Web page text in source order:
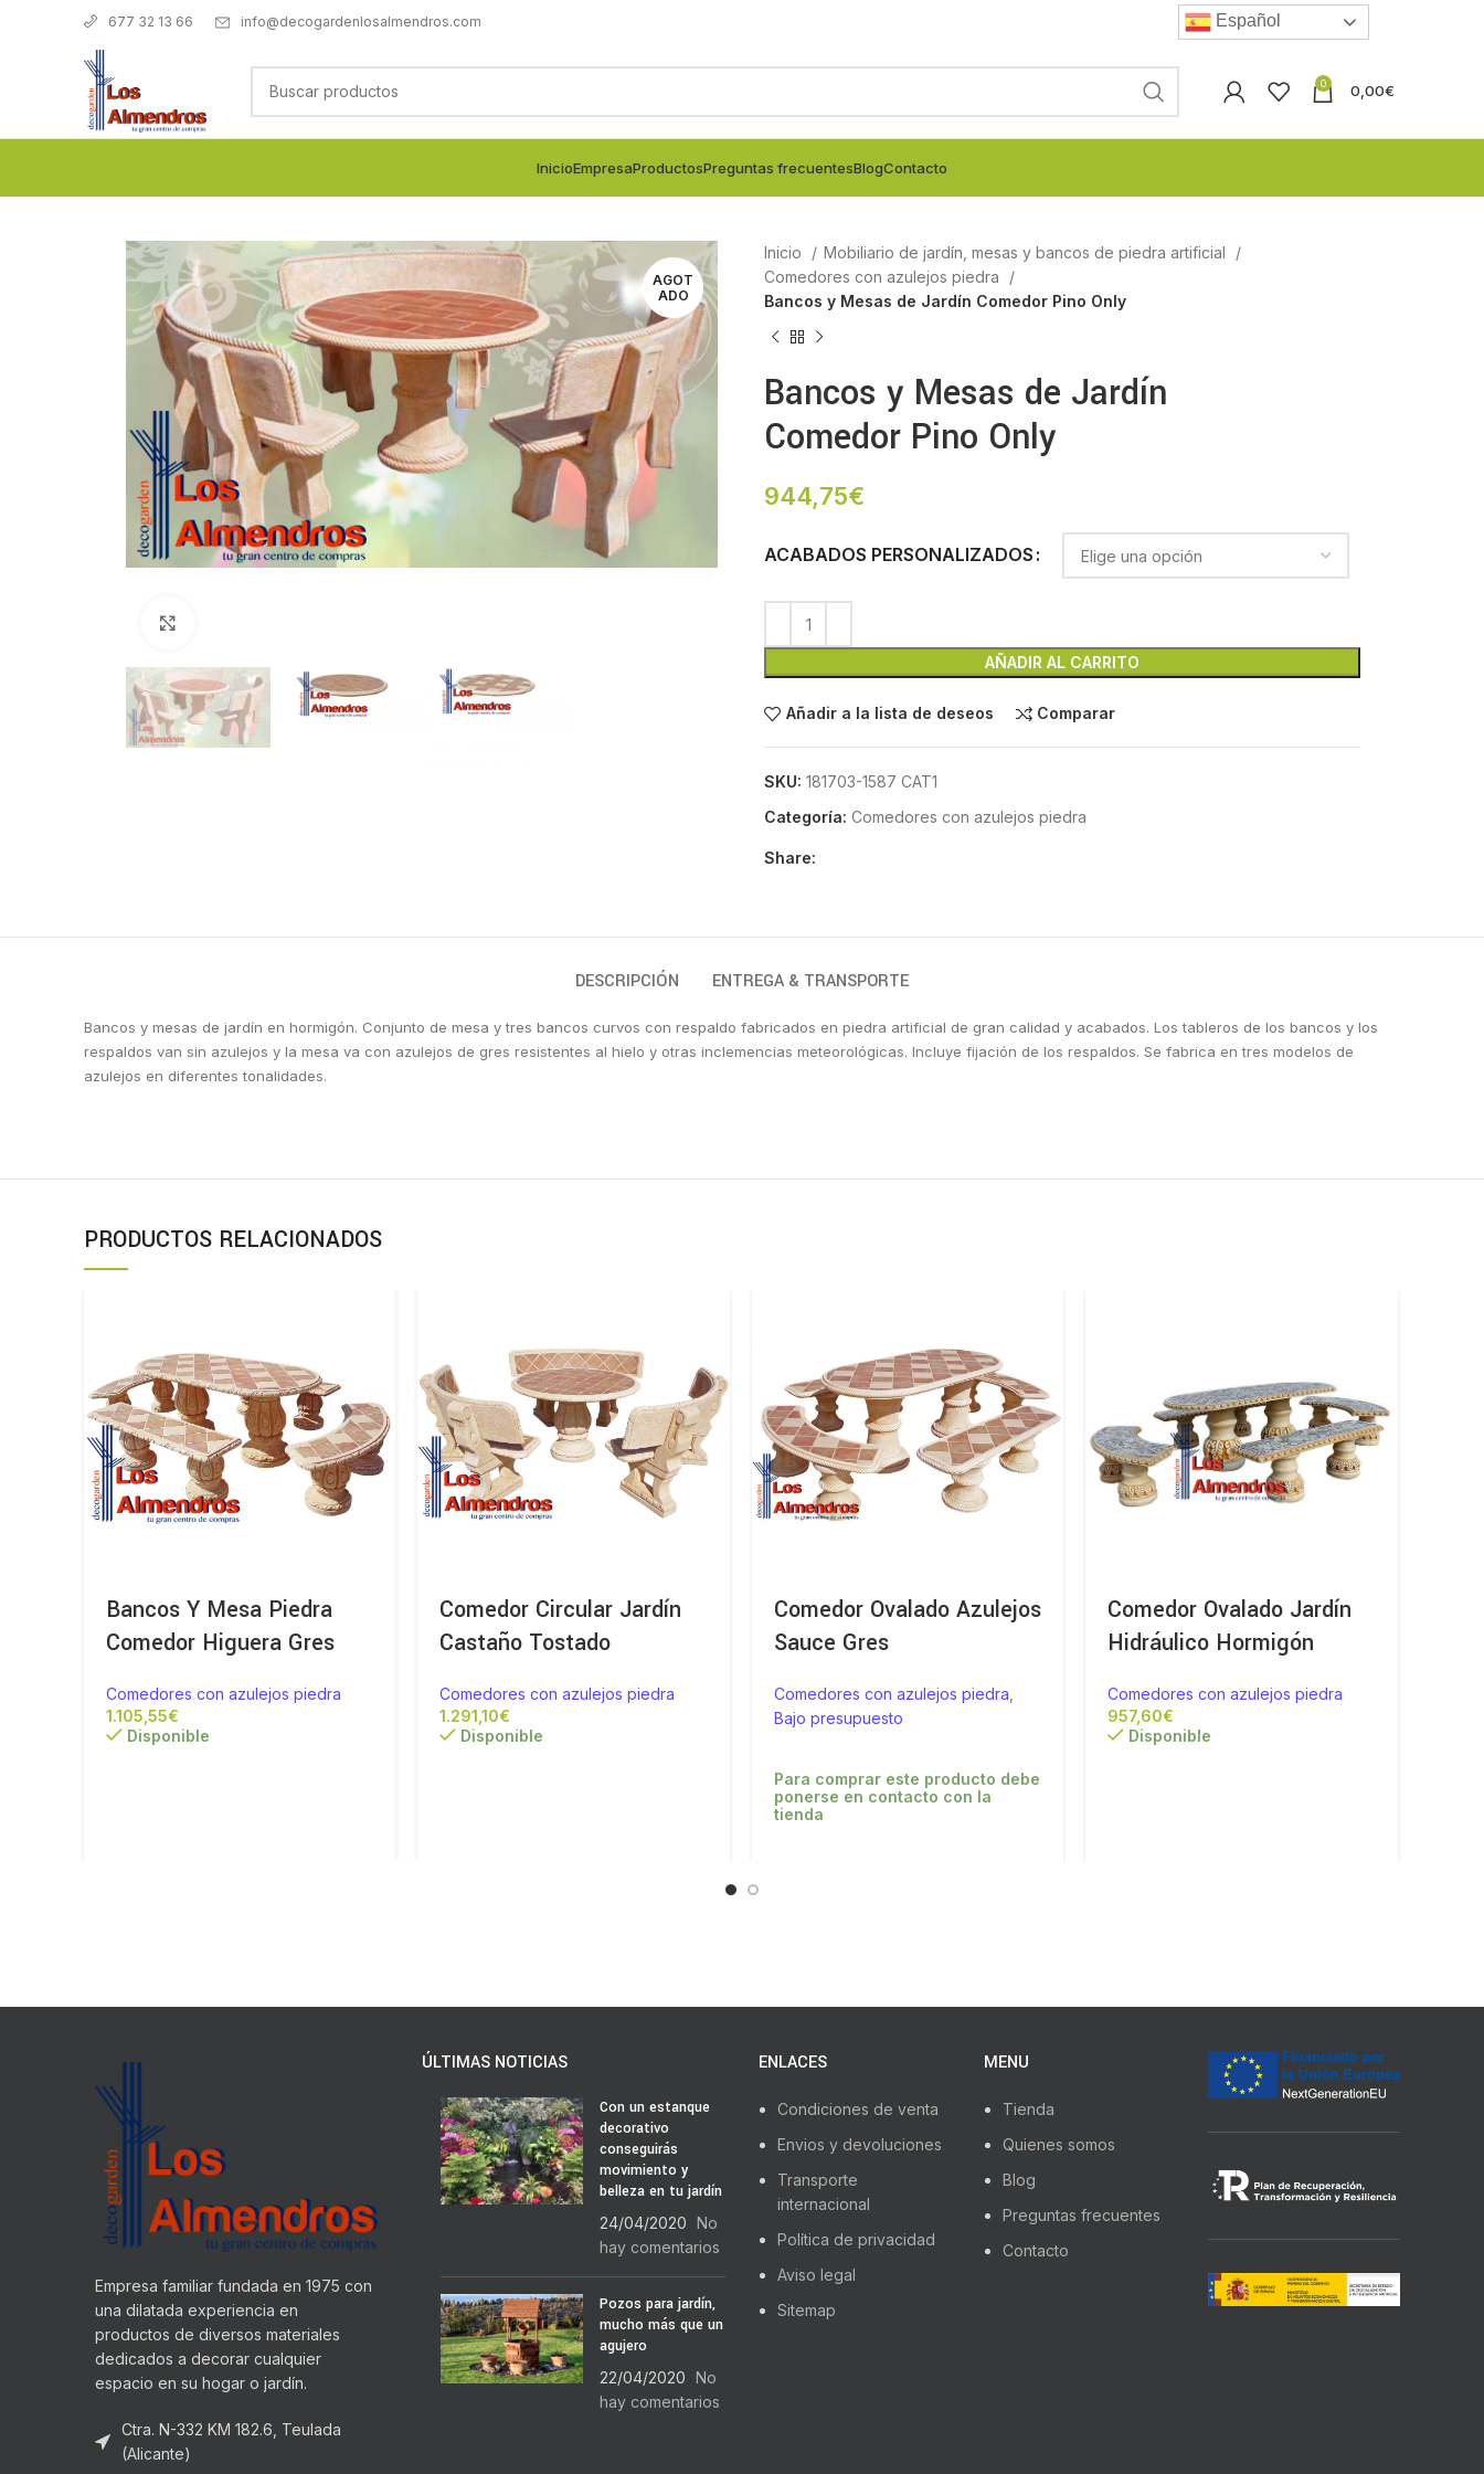
677 32 13 66 info@decogardenlosalmendros.com Español
0 0,00€
InicioEmpresaProductosPreguntas frecuentesBlogContacto
AGOT
ADO
Inicio
Mobiliario de jardín, mesas y bancos de piedra artificial
Comedores con azulejos piedra
Bancos y Mesas de Jardín Comedor Pino Only
Bancos y Mesas de Jardín
Comedor Pino Only
944,75€
ACABADOS PERSONALIZADOS
AÑADIR AL CARRITO
Añadir a la lista de deseos Comparar
SKU: 181703-1587 CAT1
Categoría: Comedores con azulejos piedra
Share:
DESCRIPCIÓN ENTREGA & TRANSPORTE
Bancos y mesas de jardín en hormigón. Conjunto de mesa y tres bancos curvos con respaldo fabricados en piedra artificial de gran calidad y acabados. Los tableros de los bancos y los
respaldos van sin azulejos y la mesa va con azulejos de gres resistentes al hielo y otras inclemencias meteorológicas. Incluye fijación de los respaldos. Se fabrica en tres modelos de
azulejos en diferentes tonalidades.
PRODUCTOS RELACIONADOS
Bancos Y Mesa Piedra
Comedor Higuera Gres
Comedores con azulejos piedra
€
Disponible
Comedor Circular Jardín
Castaño Tostado
Comedores con azulejos piedra
€
Disponible
Comedor Ovalado Azulejos
Sauce Gres
Comedores con azulejos piedra
Bajo presupuesto
Para comprar este producto debe
ponerse en contacto con la
tienda
Comedor Ovalado Jardín
Hidráulico Hormigón
Comedores con azulejos piedra
€
Disponible
Empresa familiar fundada en 1975 con
una dilatada experiencia en
productos de diversos materiales
dedicados a decorar cualquier
espacio en su hogar o jardín.
Ctra. N-332 KM 182.6, Teulada
(Alicante)
ÚLTIMAS NOTICIAS
Con un estanque
decorativo
conseguirás
movimiento y
belleza en tu jardín
24/04/2020 No
hay comentarios
Pozos para jardín,
mucho más que un
agujero
22/04/2020 No
hay comentarios
ENLACES
Condiciones de venta
Envios y devoluciones
Transporte
internacional
Política de privacidad
Aviso legal
Sitemap
MENU
Tienda
Quienes somos
Blog
Preguntas frecuentes
Contacto